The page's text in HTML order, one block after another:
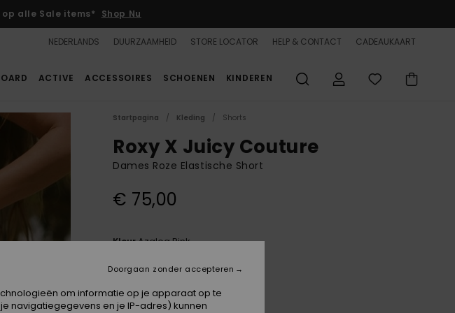
alle Sale items* Shop Nu
NEDERLANDS DUURZAAMHEID STORE LOCATOR HELP & CONTACT CADEAUKAART
ACTIVE ACCESSOIRES SCHOENEN KINDEREN
Startpagina Kleding Shorts
Roxy X Juicy Couture
Dames Roze Elastische Short
€ 75,00
KleurAzalea Pink
om informatie op je apparaat op te
navigatiegegevens en je IP-adres) kunnen
Doorgaan zonder accepteren